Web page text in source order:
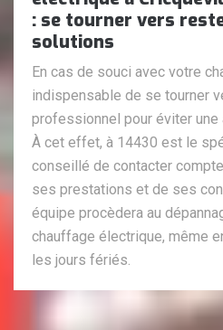
: se tourner vers
solutions
En cas de souci avec votre
indispensable de se tourner
professionnel pour éviter une
À cet effet, à 14430 est le
conseillé de contacter
ses prestations et de ses
équipe procèdera au
chauffage électrique, même
les jours fériés.